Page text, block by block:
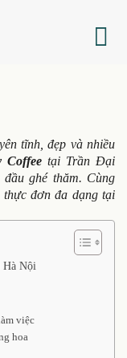
tĩnh, đẹp và nhiều
Coffee tại Trần Đại
ghé thăm. Cùng
thực đơn đa dạng tại
Hà Nội
việc
hoa